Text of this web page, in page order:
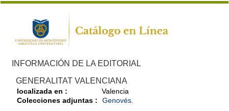
INFORMACIÓN DE LA EDITORIAL
GENERALITAT VALENCIANA
localizada en :
Valencia
Colecciones adjuntas :
Genovés.